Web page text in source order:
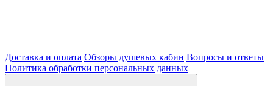
Доставка и оплата Обзоры душевых кабин Вопросы и ответы
Политика обработки персональных данных